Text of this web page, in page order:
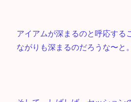
アイアムが深まるのと呼応する
ながりも深まるのだろうな〜と。